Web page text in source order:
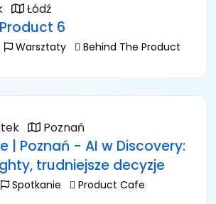
Łódź
6
Warsztaty Behind The Product
Poznań
| Poznań - AI w Discovery:
trudniejsze decyzje
Spotkanie Product Cafe